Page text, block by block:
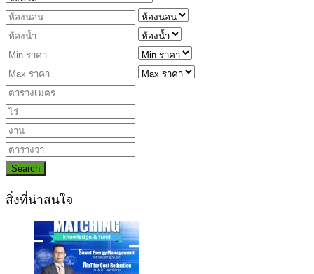
Search
สิ่งที่น่าสนใจ